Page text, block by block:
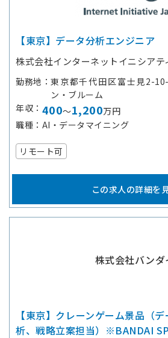
【東京】データ分析エンジニア
株式会社インターネットイニシアテ
勤務地
東京都千代田区富士見2-
ン・ブルーム
年収
400～1,200万円
職種
AI・データマイニング
リモート可
この求人の詳細を
株式会社バンダ
【東京】クレーンゲーム景品（
析、戦略立案担当）※BANDAI